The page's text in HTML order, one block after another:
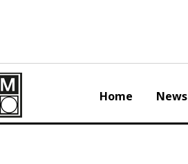
Home News